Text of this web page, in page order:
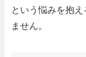
という悩みを抱
ません。